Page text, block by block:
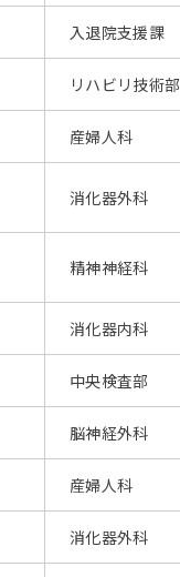
入退院支援課
リハビリ技術部
産婦人科
消化器外科
精神神経科
消化器内科
中央検査部
脳神経外科
産婦人科
消化器外科